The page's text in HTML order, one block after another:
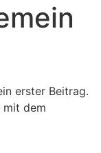
erster Beitrag.
mit dem